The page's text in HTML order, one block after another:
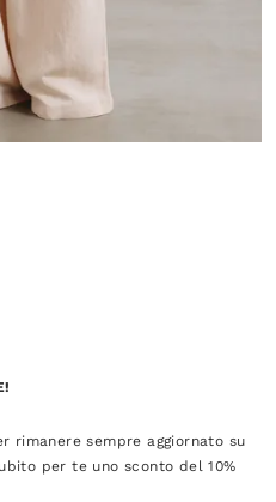
rimanere sempre aggiornato su
per te uno sconto del 10%